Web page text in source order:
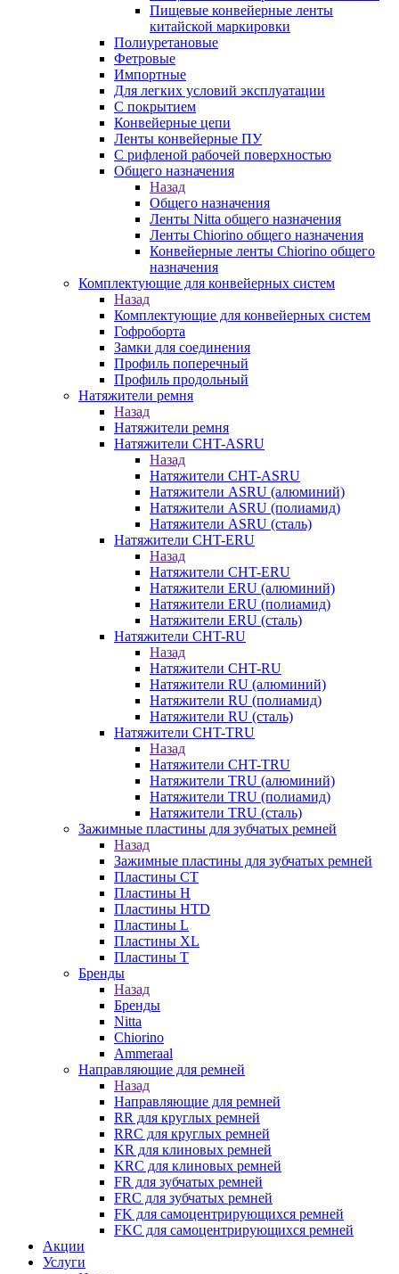
Пищевые конвейерные ленты
китайской маркировки
Полиуретановые
Фетровые
Импортные
Для легких условий эксплуатации
С покрытием
Конвейерные цепи
Ленты конвейерные ПУ
С рифленой рабочей поверхностью
Общего назначения
Назад
Общего назначения
Ленты Nitta общего назначения
Ленты Chiorino общего назначения
Конвейерные ленты Chiorino общего
назначения
Комплектующие для конвейерных систем
Назад
Комплектующие для конвейерных систем
Гофроборта
Замки для соединения
Профиль поперечный
Профиль продольный
Натяжители ремня
Назад
Натяжители ремня
Натяжители CHT-ASRU
Назад
Натяжители CHT-ASRU
Натяжители ASRU (алюминий)
Натяжители ASRU (полиамид)
Натяжители ASRU (сталь)
Натяжители CHT-ERU
Назад
Натяжители CHT-ERU
Натяжители ERU (алюминий)
Натяжители ERU (полиамид)
Натяжители ERU (сталь)
Натяжители CHT-RU
Назад
Натяжители CHT-RU
Натяжители RU (алюминий)
Натяжители RU (полиамид)
Натяжители RU (сталь)
Натяжители CHT-TRU
Назад
Натяжители CHT-TRU
Натяжители TRU (алюминий)
Натяжители TRU (полиамид)
Натяжители TRU (сталь)
Зажимные пластины для зубчатых ремней
Назад
Зажимные пластины для зубчатых ремней
Пластины CT
Пластины H
Пластины HTD
Пластины L
Пластины XL
Пластины T
Бренды
Назад
Бренды
Nitta
Chiorino
Ammeraal
Направляющие для ремней
Назад
Направляющие для ремней
RR для круглых ремней
RRC для круглых ремней
KR для клиновых ремней
KRC для клиновых ремней
FR для зубчатых ремней
FRC для зубчатых ремней
FK для самоцентрирующихся ремней
FKC для самоцентрирующихся ремней
Акции
Услуги